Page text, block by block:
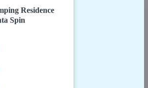
Residence
Spin